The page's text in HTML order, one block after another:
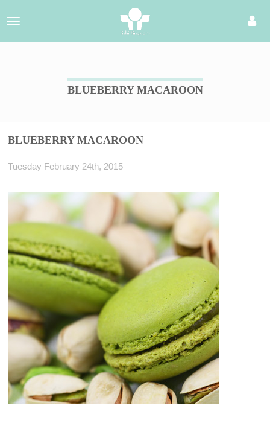
Toggle
navigation
BLUEBERRY MACAROON
BLUEBERRY MACAROON
Tuesday February 24th, 2015